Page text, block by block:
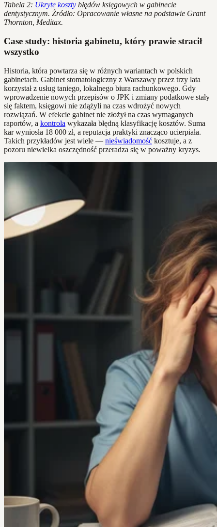
Tabela 2: Ukryte koszty błędów księgowych w gabinecie
dentystycznym. Źródło: Opracowanie własne na podstawie Grant
Thornton, Meditax.
Case study: historia gabinetu, który prawie stracił
wszystko
Historia, która powtarza się w różnych wariantach w polskich
gabinetach. Gabinet stomatologiczny z Warszawy przez trzy lata
korzystał z usług taniego, lokalnego biura rachunkowego. Gdy
wprowadzenie nowych przepisów o JPK i zmiany podatkowe stały
się faktem, księgowi nie zdążyli na czas wdrożyć nowych
rozwiązań. W efekcie gabinet nie złożył na czas wymaganych
raportów, a kontrola wykazała błędną klasyfikację kosztów. Suma
kar wyniosła 18 000 zł, a reputacja praktyki znacząco ucierpiała.
Takich przykładów jest wiele — nieświadomość kosztuje, a z
pozoru niewielka oszczędność przeradza się w poważny kryzys.